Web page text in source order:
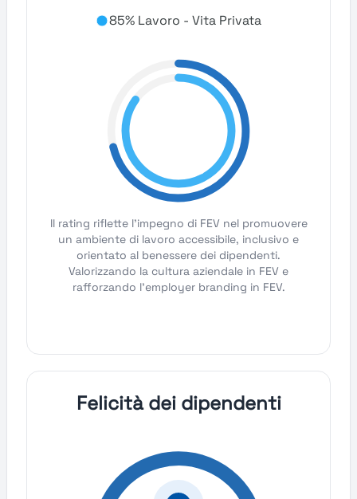
85% Lavoro - Vita Privata
Il rating riflette l'impegno di FEV nel promuovere
un ambiente di lavoro accessibile, inclusivo e
orientato al benessere dei dipendenti.
Valorizzando la cultura aziendale in FEV e
rafforzando l'employer branding in FEV.
Felicità dei dipendenti